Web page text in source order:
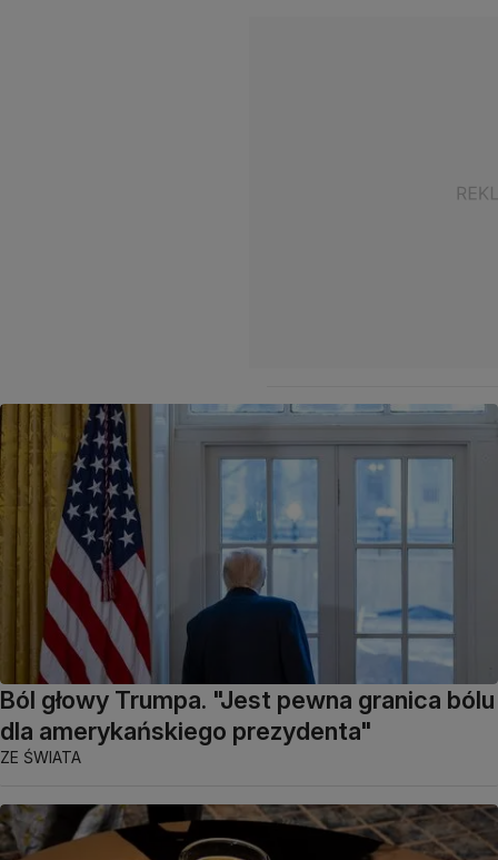
Ból głowy Trumpa. "Jest pewna granica bólu
dla amerykańskiego prezydenta"
ZE ŚWIATA